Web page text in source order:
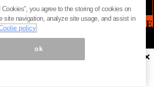
MAG2 NEWS HEADLINE
商標権者に属します。無断転載を禁じます。 ©
×
you agree to the storing of cookies on
site navigation, analyze site usage, and assist in
policy
ok